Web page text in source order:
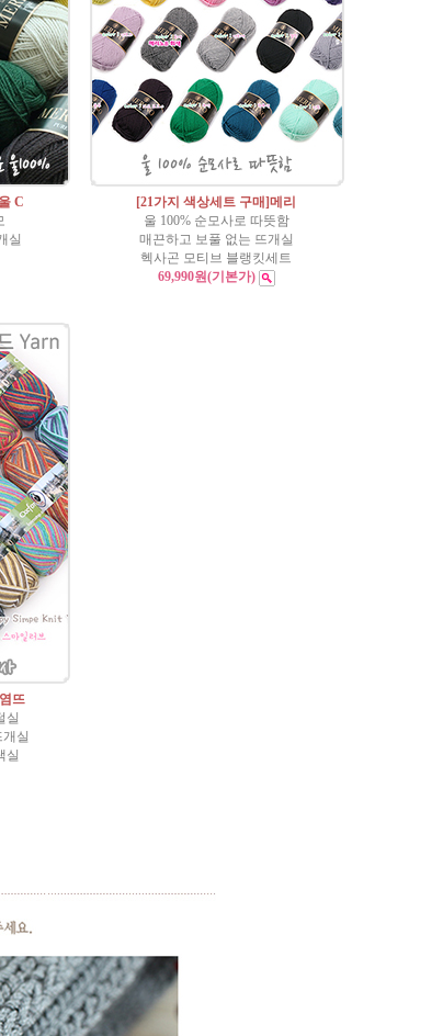
C
실
[21가지 색상세트 구매]메리
울 100% 순모사로 따뜻함
매끈하고 보풀 없는 뜨개실
헥사곤 모티브 블랭킷세트
69,990원(기본가)
뜨
실
실
실